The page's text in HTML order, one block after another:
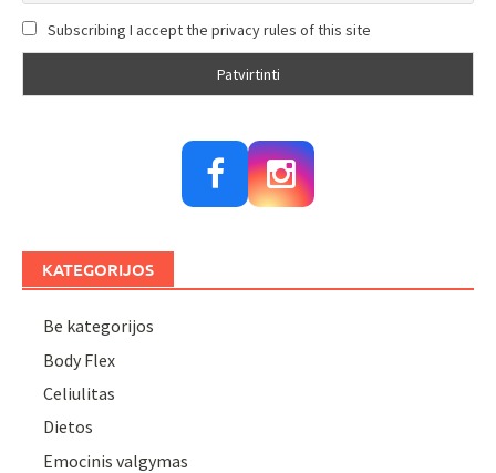
Subscribing I accept the privacy rules of this site
KATEGORIJOS
Be kategorijos
Body Flex
Celiulitas
Dietos
Emocinis valgymas